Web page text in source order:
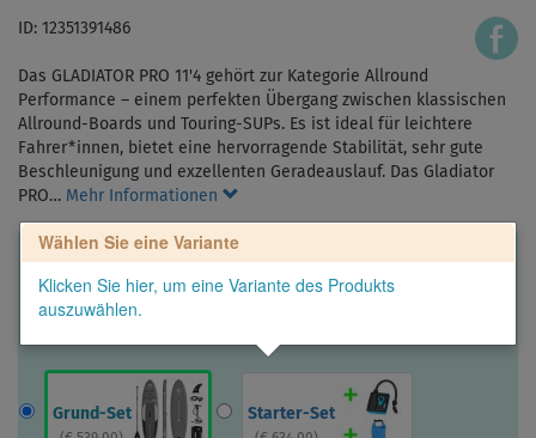
ID: 12351391486
Das GLADIATOR PRO 11'4 gehört zur Kategorie Allround
Performance – einem perfekten Übergang zwischen klassischen
Allround-Boards und Touring-SUPs. Es ist ideal für leichtere
Fahrer*innen, bietet eine hervorragende Stabilität, sehr gute
Beschleunigung und exzellenten Geradeauslauf. Das Gladiator
PRO… Mehr Informationen
Wählen Sie eine Variante
Klicken Sie hier, um eine Variante des Produkts
auszuwählen.
Grund-Set Starter-Set